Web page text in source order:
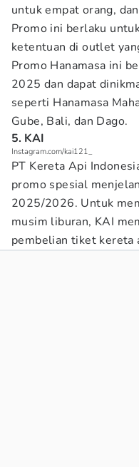
untuk empat orang,
Promo ini berlaku
ketentuan di outlet
Promo Hanamasa ini
2025 dan dapat
seperti Hanamasa
Gube, Bali, dan Dago.
5. KAI
Instagram.com/kai121_
PT Kereta Api
promo spesial
2025/2026. Untuk
musim liburan, KAI
pembelian tiket kereta